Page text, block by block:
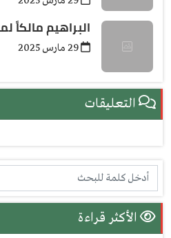
البراهيم مالكاً
التعليقات
الأكثر قراءة